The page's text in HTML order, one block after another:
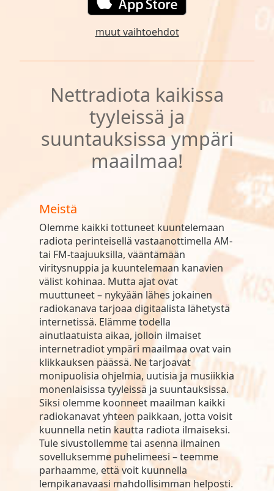
muut vaihtoehdot
Nettradiota kaikissa
tyyleissä ja
suuntauksissa ympäri
maailmaa!
Meistä
Olemme kaikki tottuneet kuuntelemaan
radiota perinteisellä vastaanottimella AM-
tai FM-taajuuksilla, vääntämään
viritysnuppia ja kuuntelemaan kanavien
välist kohinaa. Mutta ajat ovat
muuttuneet – nykyään lähes jokainen
radiokanava tarjoaa digitaalista lähetystä
internetissä. Elämme todella
ainutlaatuista aikaa, jolloin ilmaiset
internetradiot ympäri maailmaa ovat vain
klikkauksen päässä. Ne tarjoavat
monipuolisia ohjelmia, uutisia ja musiikkia
monenlaisissa tyyleissä ja suuntauksissa.
Siksi olemme koonneet maailman kaikki
radiokanavat yhteen paikkaan, jotta voisit
kuunnella netin kautta radiota ilmaiseksi.
Tule sivustollemme tai asenna ilmainen
sovelluksemme puhelimeesi – teemme
parhaamme, että voit kuunnella
lempikanavaasi mahdollisimman helposti.